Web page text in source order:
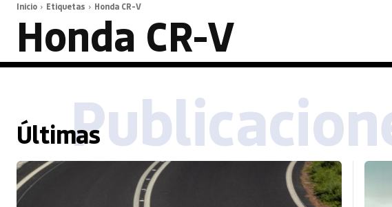
Inicio Etiquetas Honda CR-V
Honda CR-V
Últimas